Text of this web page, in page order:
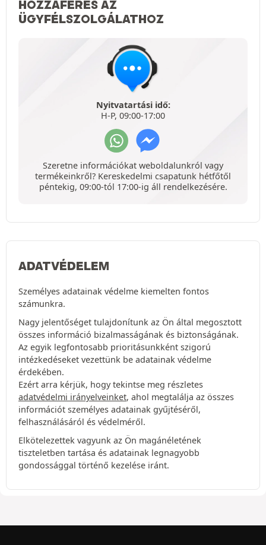
HOZZÁFÉRÉS AZ
ÜGYFÉLSZOLGÁLATHOZ
Nyitvatartási idő:
H-P, 09:00-17:00
Szeretne információkat weboldalunkról vagy
termékeinkről? Kereskedelmi csapatunk hétfőtől
péntekig, 09:00-tól 17:00-ig áll rendelkezésére.
ADATVÉDELEM
Személyes adatainak védelme kiemelten fontos
számunkra.
Nagy jelentőséget tulajdonítunk az Ön által megosztott
összes információ bizalmasságának és biztonságának.
Az egyik legfontosabb prioritásunkként szigorú
intézkedéseket vezettünk be adatainak védelme
érdekében.
Ezért arra kérjük, hogy tekintse meg részletes
adatvédelmi irányelveinket, ahol megtalálja az összes
információt személyes adatainak gyűjtéséről,
felhasználásáról és védelméről.
Elkötelezettek vagyunk az Ön magánéletének
tiszteletben tartása és adatainak legnagyobb
gondossággal történő kezelése iránt.